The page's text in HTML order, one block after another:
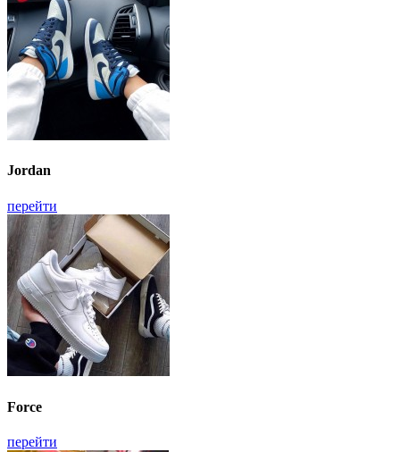
Jordan
перейти
Force
перейти